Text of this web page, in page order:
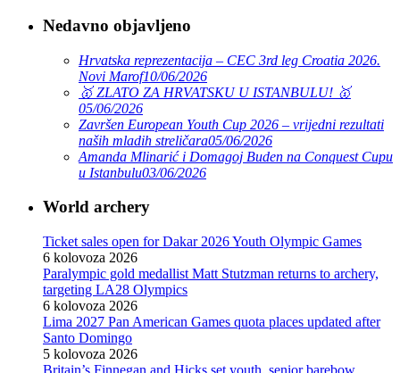
Nedavno objavljeno
Hrvatska reprezentacija – CEC 3rd leg Croatia 2026.
Novi Marof10/06/2026
🥇 ZLATO ZA HRVATSKU U ISTANBULU! 🥇
05/06/2026
Završen European Youth Cup 2026 – vrijedni rezultati
naših mladih streličara05/06/2026
Amanda Mlinarić i Domagoj Buden na Conquest Cupu
u Istanbulu03/06/2026
World archery
Ticket sales open for Dakar 2026 Youth Olympic Games
6 kolovoza 2026
Paralympic gold medallist Matt Stutzman returns to archery,
targeting LA28 Olympics
6 kolovoza 2026
Lima 2027 Pan American Games quota places updated after
Santo Domingo
5 kolovoza 2026